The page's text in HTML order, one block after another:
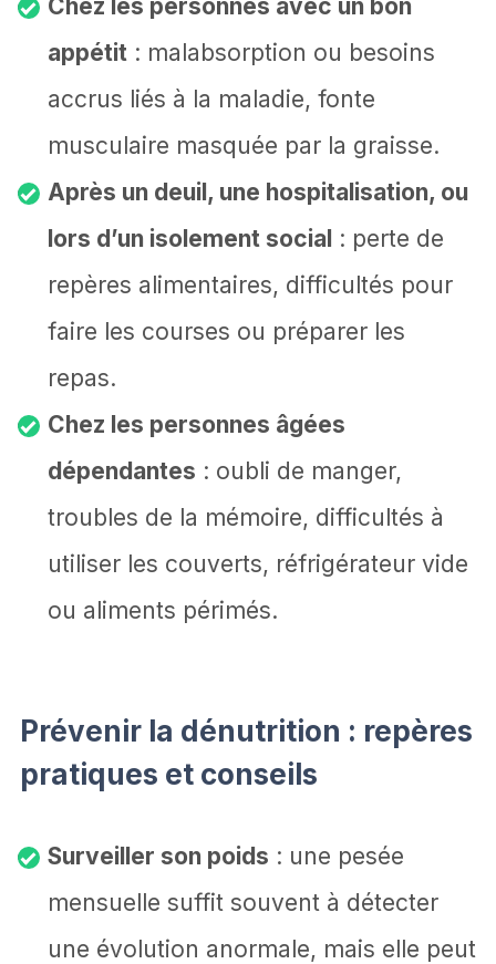
Chez les personnes avec un bon
appétit : malabsorption ou besoins
accrus liés à la maladie, fonte
musculaire masquée par la graisse.
Après un deuil, une hospitalisation, ou
lors d’un isolement social : perte de
repères alimentaires, difficultés pour
faire les courses ou préparer les
repas.
Chez les personnes âgées
dépendantes : oubli de manger,
troubles de la mémoire, difficultés à
utiliser les couverts, réfrigérateur vide
ou aliments périmés.
Prévenir la dénutrition : repères
pratiques et conseils
Surveiller son poids : une pesée
mensuelle suffit souvent à détecter
une évolution anormale, mais elle peut